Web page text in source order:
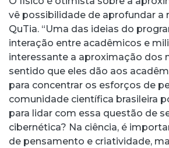
vê possibilidade de aprofundar a
QuTia. “Uma das ideias do
interação entre acadêmicos e
interessante a aproximação dos
sentido que eles dão aos
para concentrar os esforços de
comunidade científica brasileira
para lidar com essa questão de
cibernética? Na ciência, é
de pensamento e criatividade,